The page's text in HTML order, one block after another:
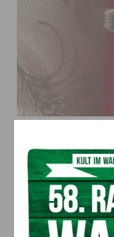
Die
Große
Vor Günter Novak
Bereits nach zehn